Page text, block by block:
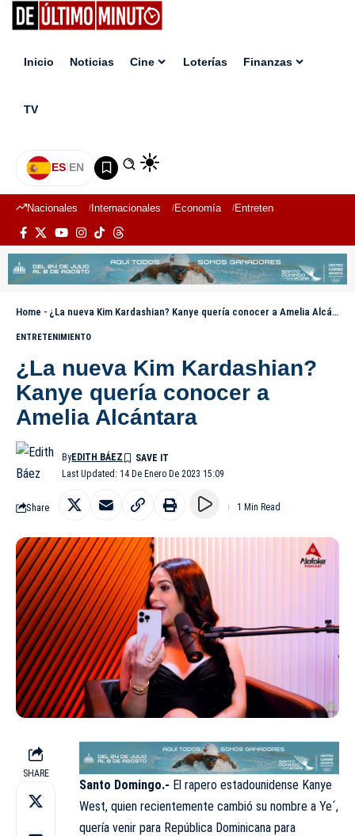
Inicio Noticias Cine Loterías Finanzas
TV
ES|EN
Nacionales Internacionales Economía Entretenimiento
Home - ¿La nueva Kim Kardashian? Kanye quería conocer a Amelia Alcántara
ENTRETENIMIENTO
¿La nueva Kim Kardashian?
Kanye quería conocer a
Amelia Alcántara
Last Updated: 14 De Enero De 2023 15:09
ByEDITH BÁEZ
Share 1 Min Read
SHARE
Santo Domingo.- El rapero estadounidense Kanye
West, quien recientemente cambió su nombre a Ye´,
quería venir para República Dominicana para